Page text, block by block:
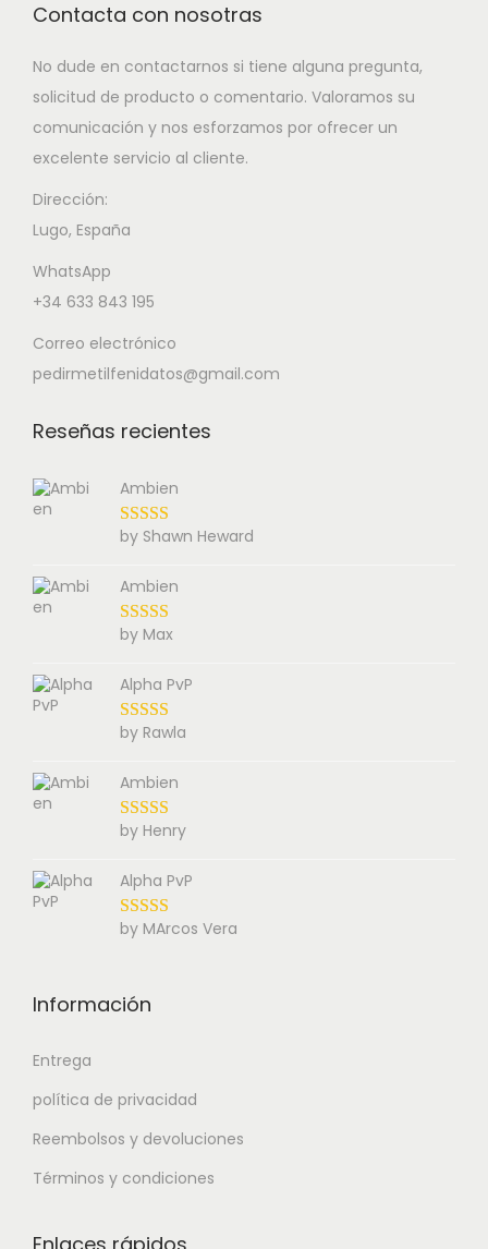
Contacta con nosotras
No dude en contactarnos si tiene alguna pregunta,
solicitud de producto o comentario. Valoramos su
comunicación y nos esforzamos por ofrecer un
excelente servicio al cliente.
Dirección:
Lugo, España
WhatsApp
+34 633 843 195
Correo electrónico
pedirmetilfenidatos@gmail.com
Reseñas recientes
Ambien
by Shawn Heward
Ambien
by Max
Alpha PvP
by Rawla
Ambien
by Henry
Alpha PvP
by MArcos Vera
Información
Entrega
política de privacidad
Reembolsos y devoluciones
Términos y condiciones